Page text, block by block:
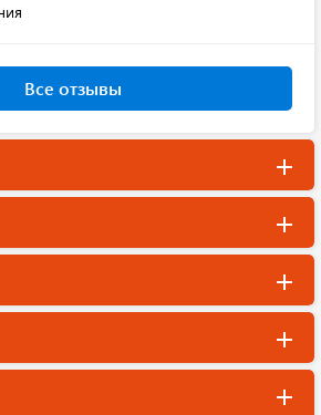
Все отзывы